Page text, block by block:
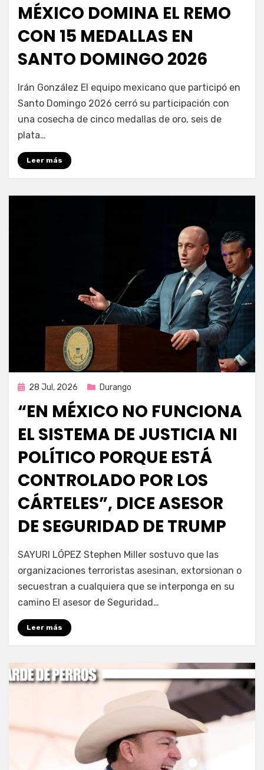
MÉXICO DOMINA EL REMO
CON 15 MEDALLAS EN
SANTO DOMINGO 2026
por Fernando Miranda Servín
Irán González El equipo mexicano que participó en
Santo Domingo 2026 cerró su participación con
una cosecha de cinco medallas de oro, seis de
plata…
Leer más
Publicada
28 Jul, 2026 Durango
“EN MÉXICO NO FUNCIONA
EL SISTEMA DE JUSTICIA NI
POLÍTICO PORQUE ESTÁ
CONTROLADO POR LOS
CÁRTELES”, DICE ASESOR
DE SEGURIDAD DE TRUMP
porFernando Miranda Servín
SAYURI LÓPEZ Stephen Miller sostuvo que las
organizaciones terroristas asesinan, extorsionan o
secuestran a cualquiera que se interponga en su
camino El asesor de Seguridad…
Leer más